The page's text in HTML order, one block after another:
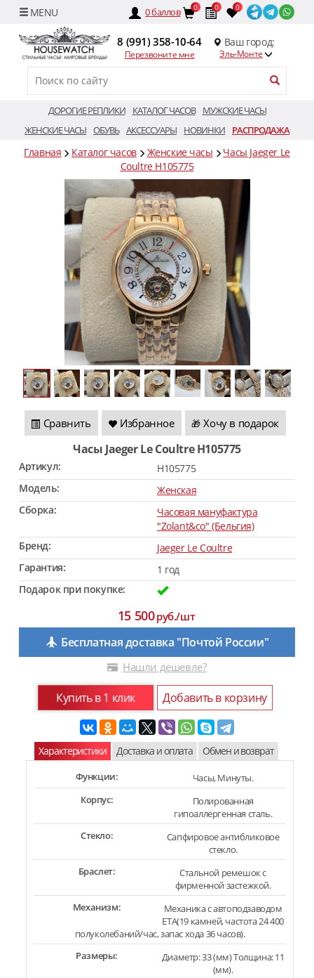
0баллов 0 0 0
8 (991) 358-10-64
Перезвоните мне
Ваш город:
Эль-Монте
ДОРОГИЕ РЕПЛИКИ КАТАЛОГ ЧАСОВ
МУЖСКИЕ ЧАСЫ
ЖЕНСКИЕ ЧАСЫ ОБУВЬ АКСЕССУАРЫ НОВИНКИ РАСПРОДАЖА
Главная Каталог часов Женские часы
Часы Jaeger Le
Coultre H105775
Сравнить Избранное 🎁 Хочу в подарок
Часы Jaeger Le Coultre H105775
Артикул:
H105775
Модель:
Женская
Сборка:
Часовая мануфактура
"Zolant&co" (Бельгия)
Бренд:
Jaeger Le Coultre
Гарантия:
1 год
Подарок при покупке:
15 500руб./шт
Бесплатная доставка "Почтой России"
Нашли дешевле?
Купить в 1 клик Добавить в корзину
Характеристики Доставка и оплата Обмен и возврат
Функции:
Часы, Минуты.
Корпус:
Полированная
гипоаллергенная сталь.
Стекло:
Сапфировое антибликовое
стекло.
Браслет:
Стальной ремешок с
фирменной застежкой.
Механизм:
Механика с автоподзаводом
ETA(19 камней, частота 24 400
полуколебаний/час, запас хода 36 часов).
Размеры:
Диаметр: 33 (мм) Толщина: 11
(мм).